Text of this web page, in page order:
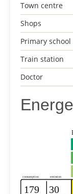
Town centre
Shops
Primary school
Train station
Doctor